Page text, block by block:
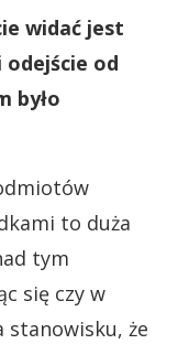
widać jest
od
było
to duża
tym
się czy w
stanowisku, że